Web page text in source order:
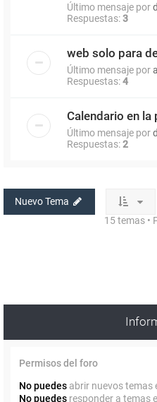
Último mensaje por
Respuestas:3
web solo para
Último mensaje por
Respuestas:4
Calendario en la
Último mensaje por
Respuestas:2
Nuevo Tema
15 temas •
Permisos del foro
No puedes abrir nuevos temas
No puedes responder a temas